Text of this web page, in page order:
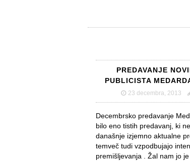
PREDAVANJE
PUBLICISTA
23 decembra, 2013
Decembrsko predavanje
bilo eno tistih predavanj, ki
današnje izjemno aktualne
temveč tudi vzpodbujajo
premišljevanja . Žal nam jo